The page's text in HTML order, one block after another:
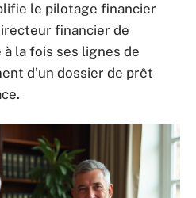
le pilotage financier
financier de
la fois ses lignes de
d’un dossier de prêt